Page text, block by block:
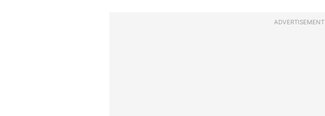
ADVERTISEMENT